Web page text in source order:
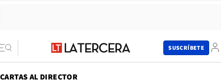
SUSCRÍBETE
CARTAS AL DIRECTOR